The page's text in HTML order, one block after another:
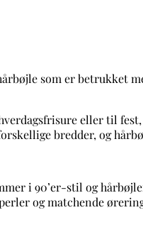
som er betrukket
eller til
bredder, og
i 90’er-stil og
og matchende